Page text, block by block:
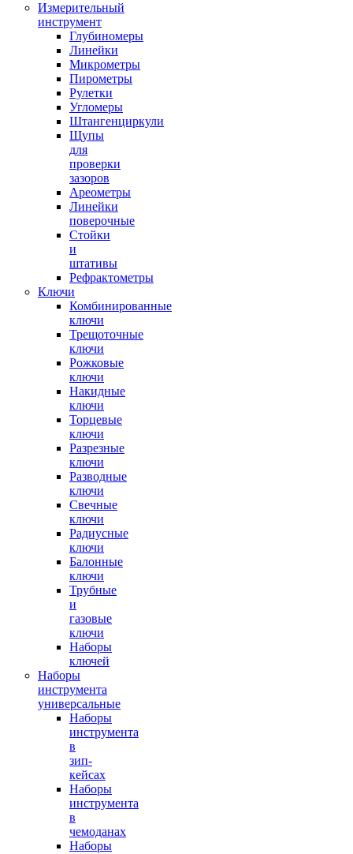
Измерительный
инструмент
Глубиномеры
Линейки
Микрометры
Пирометры
Рулетки
Угломеры
Штангенциркули
Щупы
для
проверки
зазоров
Ареометры
Линейки
поверочные
Стойки
и
штативы
Рефрактометры
Ключи
Комбинированные
ключи
Трещоточные
ключи
Рожковые
ключи
Накидные
ключи
Торцевые
ключи
Разрезные
ключи
Разводные
ключи
Свечные
ключи
Радиусные
ключи
Балонные
ключи
Трубные
и
газовые
ключи
Наборы
ключей
Наборы
инструмента
универсальные
Наборы
инструмента
в
зип-
кейсах
Наборы
инструмента
в
чемоданах
Наборы